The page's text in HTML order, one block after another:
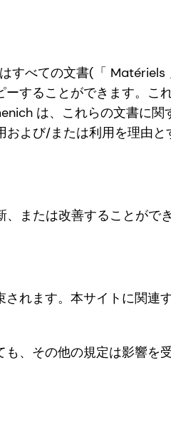
すべての文書(「 Matériels
することができます。こ
は、これらの文書に関
よび/または利用を理由と
または改善することがで
れます。本サイトに関連
、その他の規定は影響を